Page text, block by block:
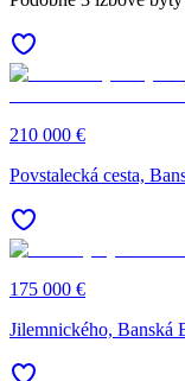
210 000 €
Povstalecká cesta,
175 000 €
Jilemnického, Banská